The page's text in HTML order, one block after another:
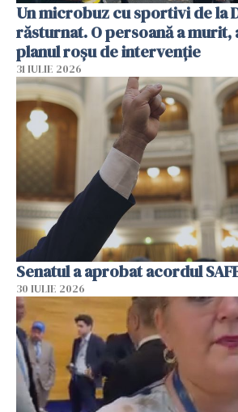
Un microbuz cu sportivi de la
răsturnat. O persoană a murit,
planul roșu de intervenție
31 IULIE 2026
Senatul a aprobat acordul
30 IULIE 2026